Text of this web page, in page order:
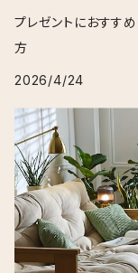
プレゼントにおすす
方
2026/4/24